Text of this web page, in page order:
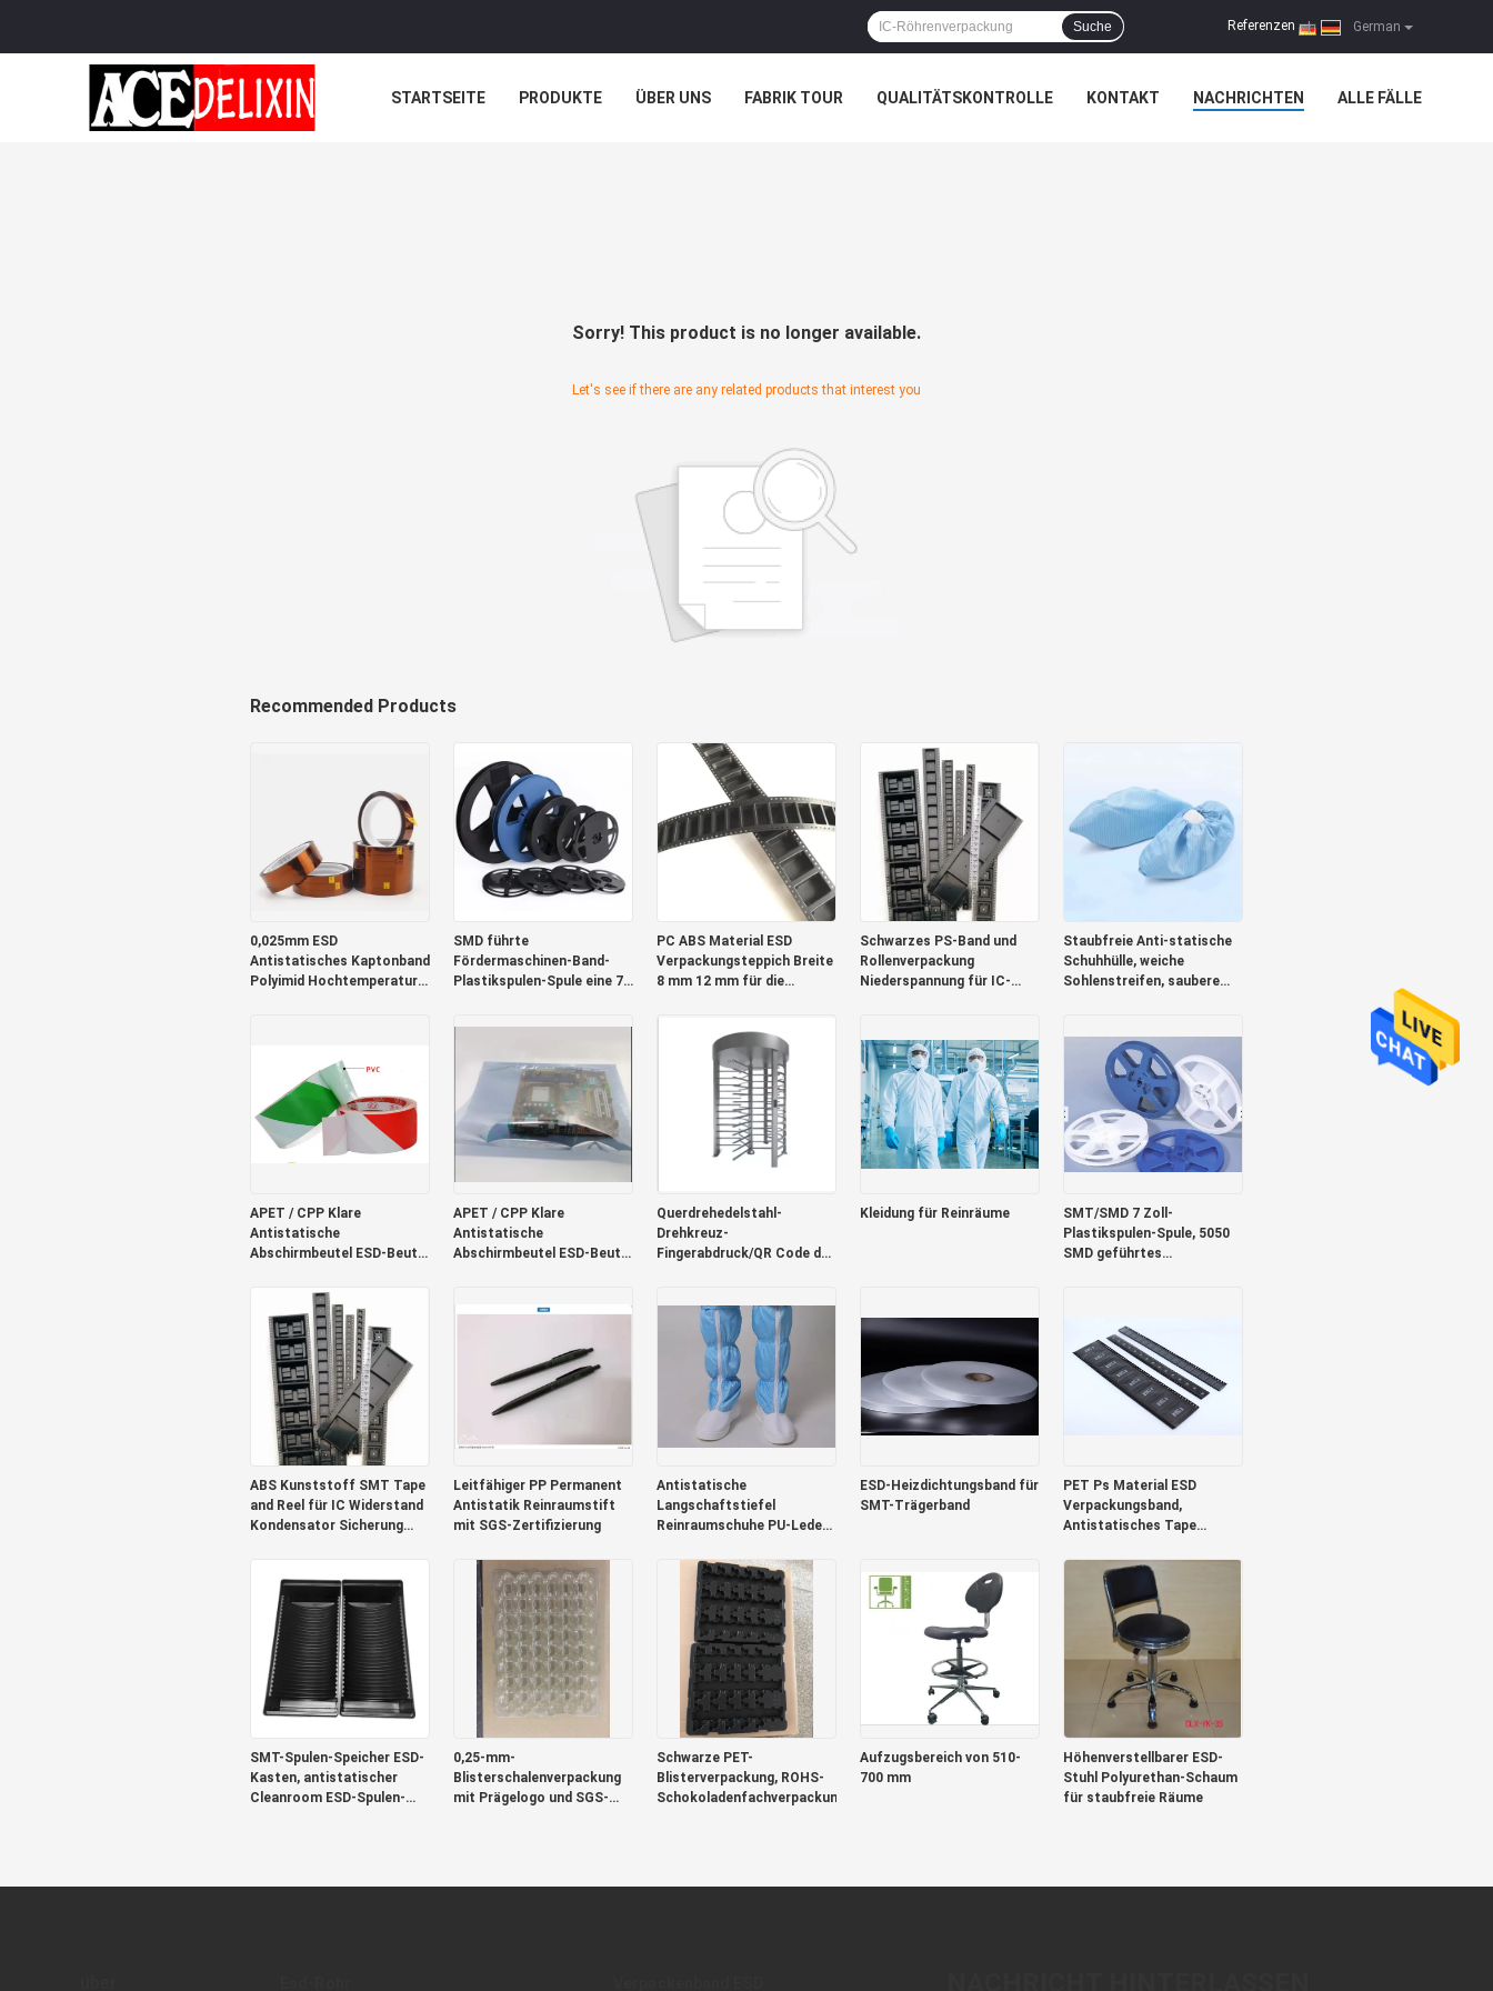
German
Referenzen |
Suche
STARTSEITE PRODUKTE ÜBER UNS FABRIK TOUR QUALITÄTSKONTROLLE KONTAKT NACHRICHTEN ALLE FÄLLE
Sorry! This product is no longer available.
Let's see if there are any related products that interest you
Recommended Products
0,025mm ESD
Antistatisches Kaptonband
Polyimid Hochtemperatur
SMD führte
Fördermaschinen-Band-
Plastikspulen-Spule eine 7
PC ABS Material ESD
Verpackungsteppich Breite
8 mm 12 mm für die
Schwarzes PS-Band und
Rollenverpackung
Niederspannung für IC-
Staubfreie Anti-statische
Schuhhülle, weiche
Sohlenstreifen, saubere
APET / CPP Klare
Antistatische
Abschirmbeutel ESD-Beutel
APET / CPP Klare
Antistatische
Abschirmbeutel ESD-Beutel
Querdrehedelstahl-
Drehkreuz-
Fingerabdruck/QR Code der
Kleidung für Reinräume
SMT/SMD 7 Zoll-
Plastikspulen-Spule, 5050
SMD geführtes
ABS Kunststoff SMT Tape
and Reel für IC Widerstand
Kondensator Sicherung
Leitfähiger PP Permanent
Antistatik Reinraumstift
mit SGS-Zertifizierung
Antistatische
Langschaftstiefel
Reinraumschuhe PU-Leder
ESD-Heizdichtungsband für
SMT-Trägerband
PET Ps Material ESD
Verpackungsband,
Antistatisches Tape
SMT-Spulen-Speicher ESD-
Kasten, antistatischer
Cleanroom ESD-Spulen-
0,25-mm-
Blisterschalenverpackung
mit Prägelogo und SGS-
Schwarze PET-
Blisterverpackung, ROHS-
Schokoladenfachverpackung
Aufzugsbereich von 510-
700 mm
Höhenverstellbarer ESD-
Stuhl Polyurethan-Schaum
für staubfreie Räume